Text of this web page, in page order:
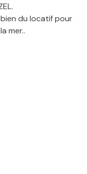
du locatif pour
mer..